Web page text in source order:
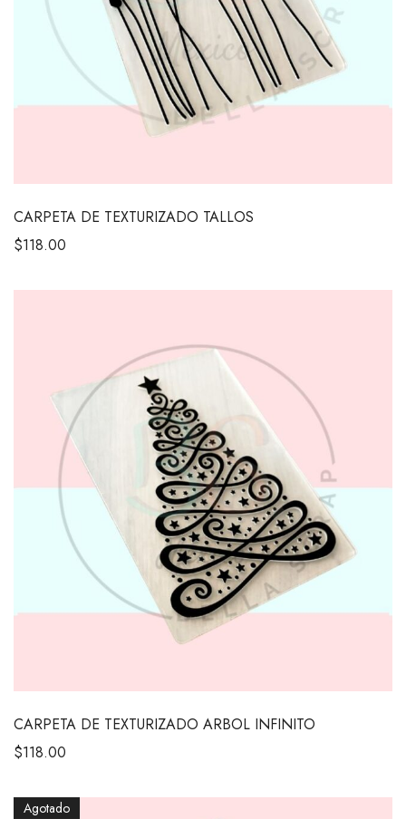
CARPETA DE TEXTURIZADO TALLOS
$118.00
CARPETA DE TEXTURIZADO ARBOL INFINITO
$118.00
Agotado